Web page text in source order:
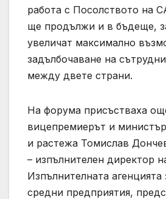
работа с Посолството
ще продължи и в бъдеще,
увеличат максимално
задълбочаване на
между двете страни.
На форума присъстваха
вицепремиерът и
и растежа Томислав
– изпълнителен директор
Изпълнителната агенцията
средни предприятия,